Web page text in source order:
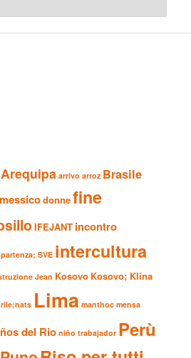
Arequipa arrivo arroz Brasile
donnefine
IFEJANT incontro
SVE intercultura
Jean Kosovo Kosovo; Klina
Lima manthoc mensa
del Rio niño trabajador Perù